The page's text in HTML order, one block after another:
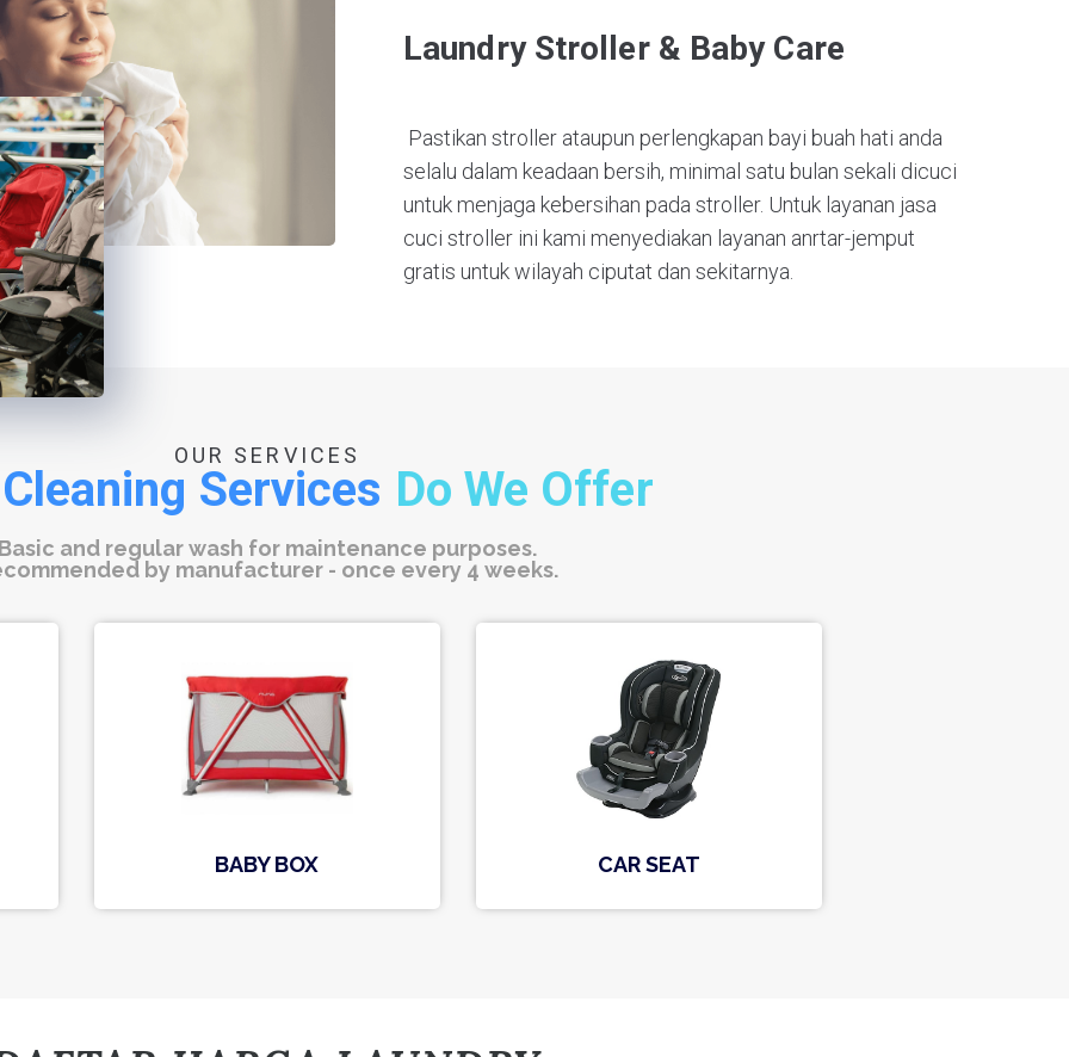
Laundry Stroller & Baby Care
Pastikan stroller ataupun perlengkapan bayi buah hati anda
selalu dalam keadaan bersih, minimal satu bulan sekali dicuci
untuk menjaga kebersihan pada stroller. Untuk layanan jasa
cuci stroller ini kami menyediakan layanan anrtar-jemput
gratis untuk wilayah ciputat dan sekitarnya.
OUR SERVICES
Services Do We Offer
and regular wash for maintenance purposes.
by manufacturer - once every 4 weeks.
BABY BOX CAR SEAT